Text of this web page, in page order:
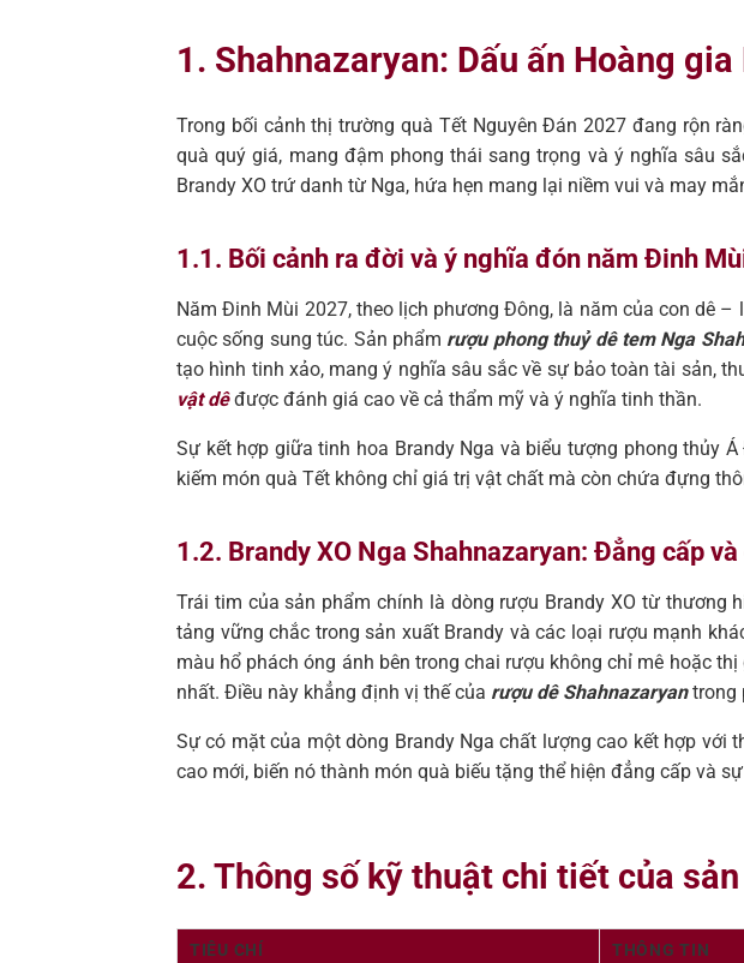
1. Shahnazaryan: Dấu ấn Hoàng
Trong bối cảnh thị trường quà Tết Nguyên Đán 2027 đang rộn
quà quý giá, mang đậm phong thái sang trọng và ý nghĩa sâu
Brandy XO trứ danh từ Nga, hứa hẹn mang lại niềm vui và may
1.1. Bối cảnh ra đời và ý nghĩa đón năm Đinh
Năm Đinh Mùi 2027, theo lịch phương Đông, là năm của con dê
cuộc sống sung túc. Sản phẩm rượu phong thuỷ dê tem Nga
tạo hình tinh xảo, mang ý nghĩa sâu sắc về sự bảo toàn tài sản,
vật dêđược đánh giá cao về cả thẩm mỹ và ý nghĩa tinh thần.
Sự kết hợp giữa tinh hoa Brandy Nga và biểu tượng phong thủy
kiếm món quà Tết không chỉ giá trị vật chất mà còn chứa đựng
1.2. Brandy XO Nga Shahnazaryan: Đẳng cấp
Trái tim của sản phẩm chính là dòng rượu Brandy XO từ thương
tảng vững chắc trong sản xuất Brandy và các loại rượu mạnh
màu hổ phách óng ánh bên trong chai rượu không chỉ mê hoặc
nhất. Điều này khẳng định vị thế của rượu dê Shahnazaryantrong
Sự có mặt của một dòng Brandy Nga chất lượng cao kết hợp với
cao mới, biến nó thành món quà biếu tặng thể hiện đẳng cấp và
2. Thông số kỹ thuật chi tiết của
TIÊU CHÍ THÔNG TIN